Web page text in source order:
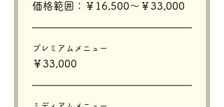
価格範囲：￥16,500〜￥33,000
プレミアムメニュー
￥33,000